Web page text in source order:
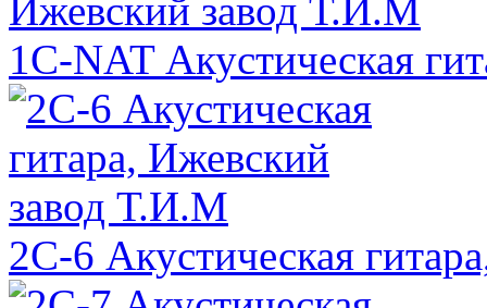
1C-NAT Акустическая
2C-6 Акустическая